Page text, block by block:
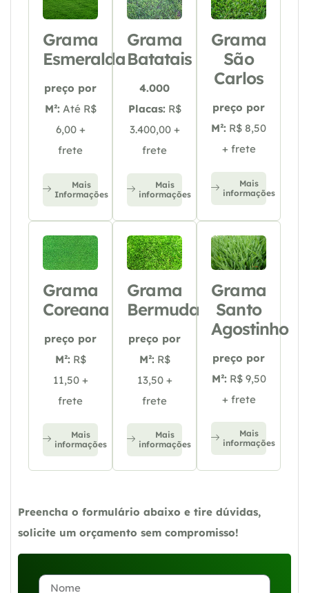
Grama
Esmeralda
preço por
M²: Até R$
6,00 +
frete
Mais
Informações
Grama
Batatais
4.000
Placas: R$
3.400,00 +
frete
Mais
informações
Grama
São
Carlos
preço por
M²: R$ 8,50
+ frete
Mais
informações
Grama
Coreana
preço por
M²: R$
11,50 +
frete
Mais
informações
Grama
Bermuda
preço por
M²: R$
13,50 +
frete
Mais
informações
Grama
Santo
Agostinho
preço por
M²: R$ 9,50
+ frete
Mais
informações
Preencha o formulário abaixo e tire dúvidas,
solicite um orçamento sem compromisso!